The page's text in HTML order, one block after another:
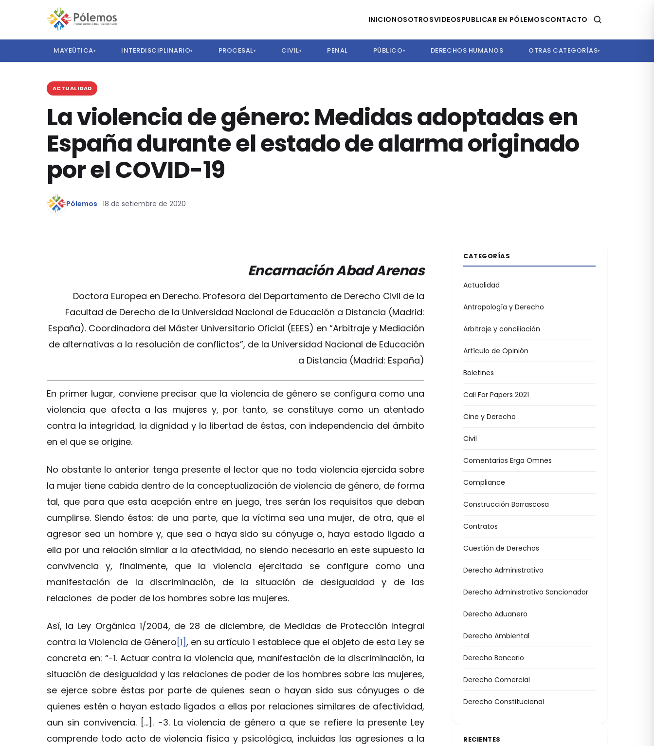
INICIONOSOTROSVIDEOSPUBLICAR EN PÓLEMOSCONTACTO
MAYEÚTICA▾ INTERDISCIPLINARIO▾ PROCESAL▾ CIVIL▾ PENAL PÚBLICO▾ DERECHOS HUMANOS OTRAS CATEGORÍAS▾
ACTUALIDAD
La violencia de género: Medidas adoptadas en
España durante el estado de alarma originado
por el COVID-19
Pólemos 18 de setiembre de 2020
Encarnación Abad Arenas
Doctora Europea en Derecho. Profesora del Departamento de Derecho Civil de la
Facultad de Derecho de la Universidad Nacional de Educación a Distancia (Madrid:
España). Coordinadora del Máster Universitario Oficial (EEES) en “Arbitraje y Mediación
de alternativas a la resolución de conflictos”, de la Universidad Nacional de Educación
a Distancia (Madrid: España)
En primer lugar, conviene precisar que la violencia de género se configura como una
violencia que afecta a las mujeres y, por tanto, se constituye como un atentado
contra la integridad, la dignidad y la libertad de éstas, con independencia del ámbito
en el que se origine.
No obstante lo anterior tenga presente el lector que no toda violencia ejercida sobre
la mujer tiene cabida dentro de la conceptualización de violencia de género, de forma
tal, que para que esta acepción entre en juego, tres serán los requisitos que deban
cumplirse. Siendo éstos: de una parte, que la víctima sea una mujer, de otra, que el
agresor sea un hombre y, que sea o haya sido su cónyuge o, haya estado ligado a
ella por una relación similar a la afectividad, no siendo necesario en este supuesto la
convivencia y, finalmente, que la violencia ejercitada se configure como una
manifestación de la discriminación, de la situación de desigualdad y de las
relaciones de poder de los hombres sobre las mujeres.
Así, la Ley Orgánica 1/2004, de 28 de diciembre, de Medidas de Protección Integral
contra la Violencia de Género [1], en su artículo 1 establece que el objeto de esta Ley se
concreta en: “-1. Actuar contra la violencia que, manifestación de la discriminación, la
situación de desigualdad y las relaciones de poder de los hombres sobre las mujeres,
se ejerce sobre éstas por parte de quienes sean o hayan sido sus cónyuges o de
quienes estén o hayan estado ligados a ellas por relaciones similares de afectividad,
aun sin convivencia. […]. -3. La violencia de género a que se refiere la presente Ley
comprende todo acto de violencia física y psicológica, incluidas las agresiones a la
CATEGORÍAS
Actualidad
Antropología y Derecho
Arbitraje y conciliación
Artículo de Opinión
Boletines
Call For Papers 2021
Cine y Derecho
Civil
Comentarios Erga Omnes
Compliance
Construcción Borrascosa
Contratos
Cuestión de Derechos
Derecho Administrativo
Derecho Administrativo Sancionador
Derecho Aduanero
Derecho Ambiental
Derecho Bancario
Derecho Comercial
Derecho Constitucional
RECIENTES